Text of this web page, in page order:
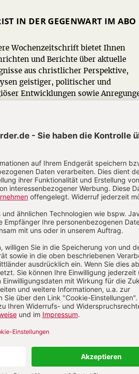
IN DER GEGENWART IM ABO
Wochenzeitschrift bietet Ihnen
und Berichte über aktuelle
aus christlicher Perspektive,
geistiger, politischer und
Entwicklungen sowie
ALS GAST KOMMENTIEREN